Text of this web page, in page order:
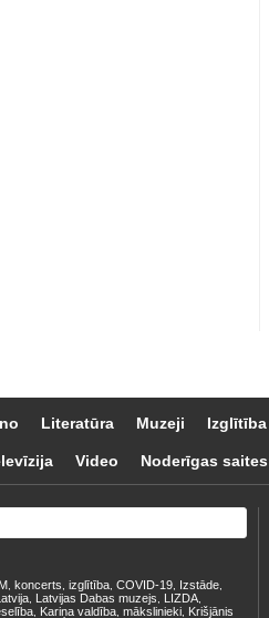
Literatūra Muzeji Izglītība
Video Noderīgas saites
koncerts izglītība COVID-19 Izstāde
Latvijas Dabas muzejs LIZDA
Kariņa valdība mākslinieki Krišjānis